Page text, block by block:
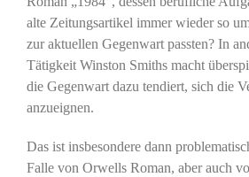
alte Zeitungsartikel immer wieder so
zur aktuellen Gegenwart passten? In
Tätigkeit Winston Smiths macht
die Gegenwart dazu tendiert, sich die
anzueignen.
Das ist insbesondere dann
Falle von Orwells Roman, aber auch